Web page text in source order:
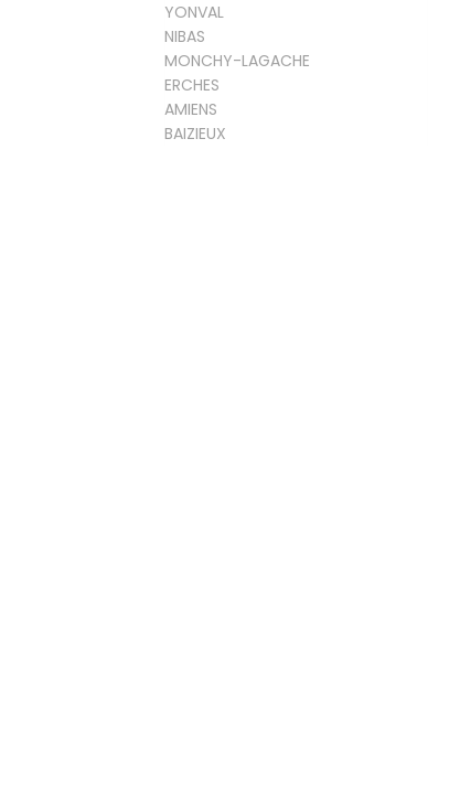
YONVAL
NIBAS
MONCHY-LAGACHE
ERCHES
AMIENS
BAIZIEUX